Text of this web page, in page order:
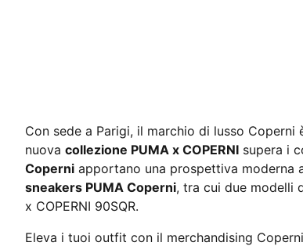
Con sede a Parigi, il marchio di lusso
nuova collezione PUMA x COPERNI supera i
Coperni apportano una prospettiva moderna
sneakers PUMA Coperni, tra cui due modelli
x COPERNI 90SQR.
Eleva i tuoi outfit con il merchandising